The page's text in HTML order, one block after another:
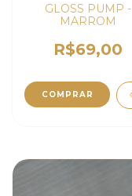
GLOSS PUMP -
MARROM
R$69,00